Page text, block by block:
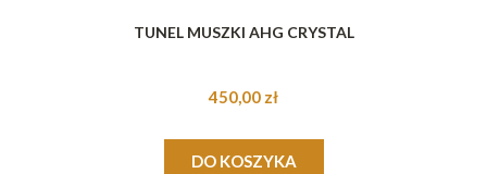
TUNEL MUSZKI AHG CRYSTAL
450,00 zł
DO KOSZYKA